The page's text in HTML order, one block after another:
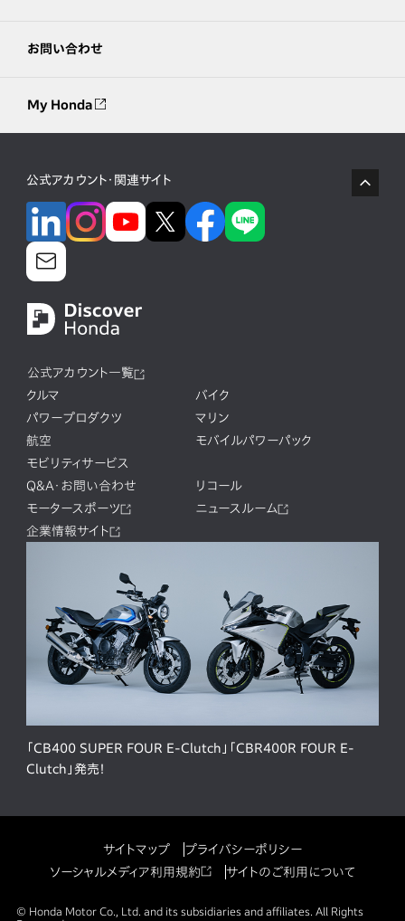
お問い合わせ
My Honda
公式アカウント・関連サイト
公式アカウント一覧
クルマ
バイク
パワープロダクツ
マリン
航空
モバイルパワーパック
モビリティサービス
Q&A・お問い合わせ
リコール
モータースポーツ
ニュースルーム
企業情報サイト
「CB400 SUPER FOUR E-Clutch」「CBR400R FOUR E-
Clutch」発売！
サイトマップ
プライバシーポリシー
ソーシャルメディア利用規約
サイトのご利用について
© Honda Motor Co., Ltd. and its subsidiaries and affiliates. All Rights